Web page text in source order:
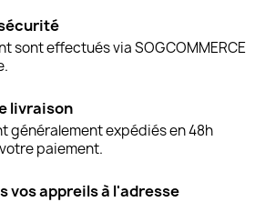
sont effectués via SOGCOMMERCE
livraison
généralement expédiés en 48h
paiement.
vos appreils à l'adresse